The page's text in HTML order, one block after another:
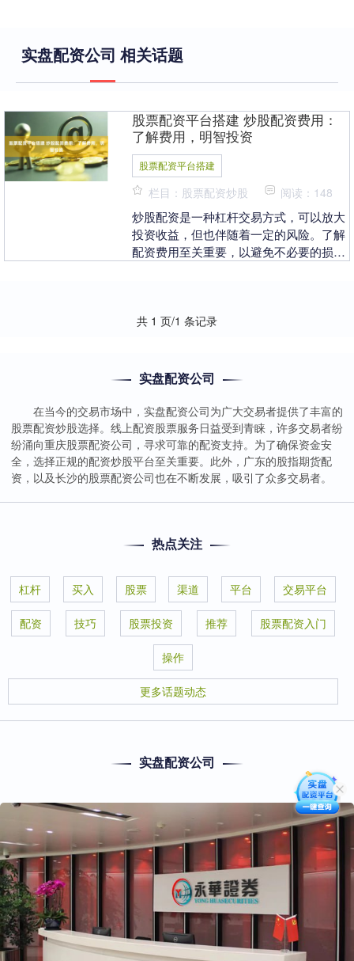
实盘配资公司 相关话题
股票配资平台搭建 炒股配资费用：
了解费用，明智投资
股票配资平台搭建
栏目：股票配资炒股 阅读：148
炒股配资是一种杠杆交易方式，可以放大
投资收益，但也伴随着一定的风险。了解
配资费用至关重要，以避免不必要的损
共 1 页/1 条记录
实盘配资公司
在当今的交易市场中，实盘配资公司为广大交易者提供了丰富的
股票配资炒股选择。线上配资股票服务日益受到青睐，许多交易者纷
纷涌向重庆股票配资公司，寻求可靠的配资支持。为了确保资金安
全，选择正规的配资炒股平台至关重要。此外，广东的股指期货配
资，以及长沙的股票配资公司也在不断发展，吸引了众多交易者。
热点关注
杠杆 买入 股票 渠道 平台 交易平台
配资 技巧 股票投资 推荐 股票配资入门
操作
更多话题动态
实盘配资公司